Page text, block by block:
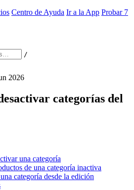
Centro de Ayuda Ir a la App Probar 7
/
2026
categorías del
una categoría
de una categoría inactiva
categoría desde la edición